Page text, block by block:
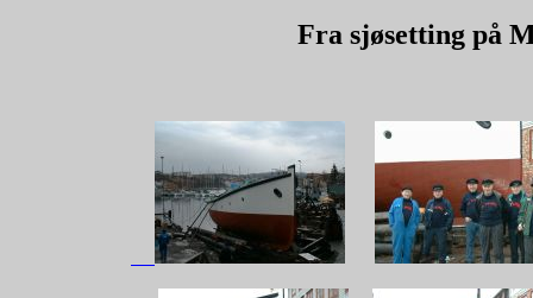
Fra sjøsetting på